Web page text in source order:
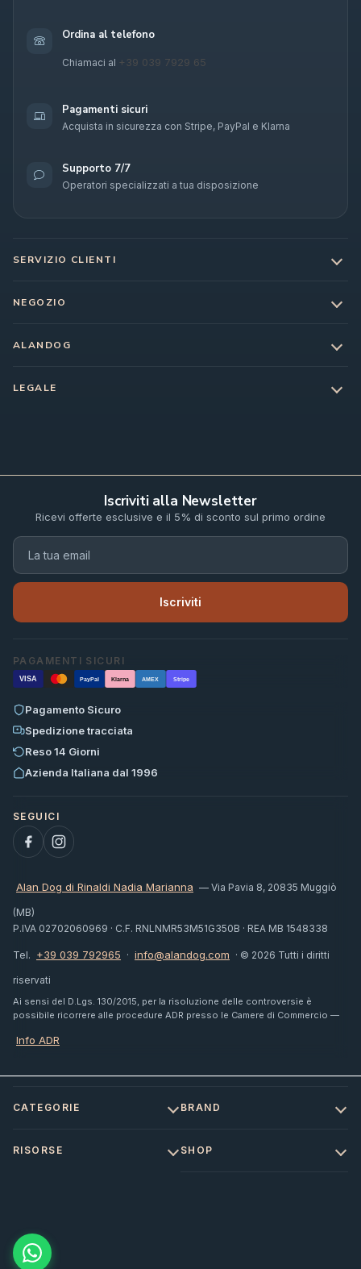
Ordina al telefono
Chiamaci al +39 039 7929 65
Pagamenti sicuri
Acquista in sicurezza con Stripe, PayPal e Klarna
Supporto 7/7
Operatori specializzati a tua disposizione
SERVIZIO CLIENTI
NEGOZIO
ALANDOG
LEGALE
Iscriviti alla Newsletter
Ricevi offerte esclusive e il 5% di sconto sul primo ordine
Iscriviti
PAGAMENTI SICURI
VISA PayPal Klarna AMEX Stripe
Pagamento Sicuro
Spedizione tracciata
Reso 14 Giorni
Azienda Italiana dal 1996
Alan Dog di Rinaldi Nadia Marianna — Via Pavia 8, 20835 Muggiò
(MB)
P.IVA 02702060969 · C.F. RNLNMR53M51G350B · REA MB 1548338
Tel. +39 039 792965 · info@alandog.com · © 2026 Tutti i diritti
riservati
Ai sensi del D.Lgs. 130/2015, per la risoluzione delle controversie è
possibile ricorrere alle procedure ADR presso le Camere di Commercio —
Info ADR
CATEGORIE BRAND
RISORSE SHOP